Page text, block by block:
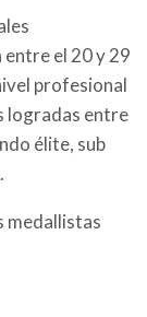
el 20 y 29
profesional
logradas entre
élite, sub
medallistas